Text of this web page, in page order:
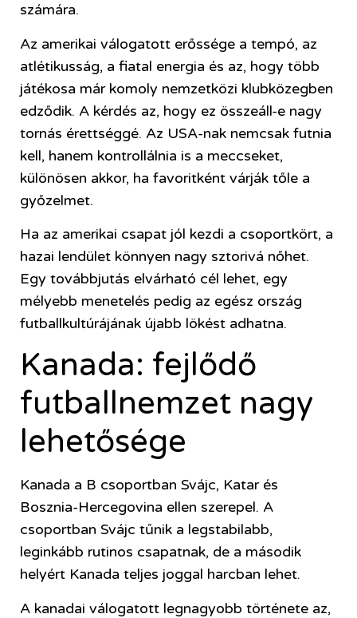
számára.
Az amerikai válogatott erőssége a tempó, az
atlétikusság, a fiatal energia és az, hogy több
játékosa már komoly nemzetközi klubközegben
edződik. A kérdés az, hogy ez összeáll-e nagy
tornás érettséggé. Az USA-nak nemcsak futnia
kell, hanem kontrollálnia is a meccseket,
különösen akkor, ha favoritként várják tőle a
győzelmet.
Ha az amerikai csapat jól kezdi a csoportkört, a
hazai lendület könnyen nagy sztorivá nőhet.
Egy továbbjutás elvárható cél lehet, egy
mélyebb menetelés pedig az egész ország
futballkultúrájának újabb lökést adhatna.
Kanada: fejlődő
futballnemzet nagy
lehetősége
Kanada a B csoportban Svájc, Katar és
Bosznia-Hercegovina ellen szerepel. A
csoportban Svájc tűnik a legstabilabb,
leginkább rutinos csapatnak, de a második
helyért Kanada teljes joggal harcban lehet.
A kanadai válogatott legnagyobb története az,